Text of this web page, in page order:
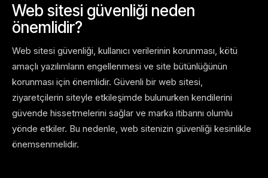
Web sitesi güvenliği neden
önemlidir?
Web sitesi güvenliği, kullanıcı verilerinin korunması, kötü
amaçlı yazılımların engellenmesi ve site bütünlüğünün
korunması için önemlidir. Güvenli bir web sitesi,
ziyaretçilerin siteyle etkileşimde bulunurken kendilerini
güvende hissetmelerini sağlar ve marka itibarını olumlu
yönde etkiler. Bu nedenle, web sitenizin güvenliği kesinlikle
önemsenmelidir.